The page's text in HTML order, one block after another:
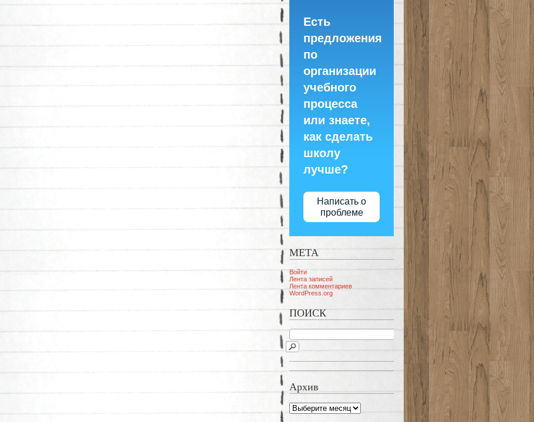
Есть
предложения
по
организации
учебного
процесса
или знаете,
как сделать
школу
лучше?
Написать о
проблеме
МЕТА
Войти
Лента записей
Лента комментариев
WordPress.org
ПОИСК
Архив
Архив